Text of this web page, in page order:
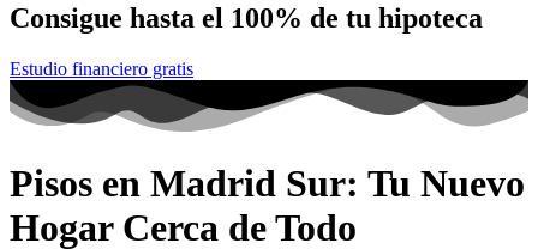
Consigue hasta el 100% de tu hipoteca
Estudio financiero gratis
Pisos en Madrid Sur: Tu Nuevo
Hogar Cerca de Todo